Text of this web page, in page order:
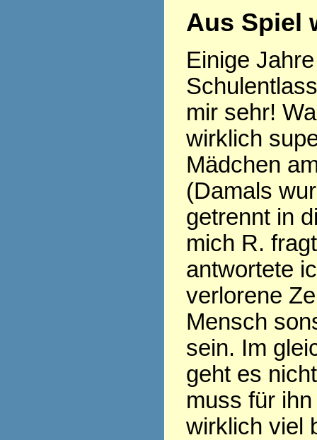
Aus Spiel
Einige
mir sehr!
wirklich
Mädchen
(Damals
getrennt in
mich R.
antwortete
verlorene
Mensch
sein. Im
geht es
muss für
wirklich viel